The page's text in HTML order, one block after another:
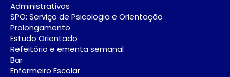
Administrativos
SPO: Serviço de Psicologia e Orientação
Prolongamento
Estudo Orientado
Refeitório e ementa semanal
Bar
Enfermeiro Escolar